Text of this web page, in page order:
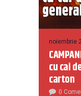
noiembrie
cu cai
carton
0